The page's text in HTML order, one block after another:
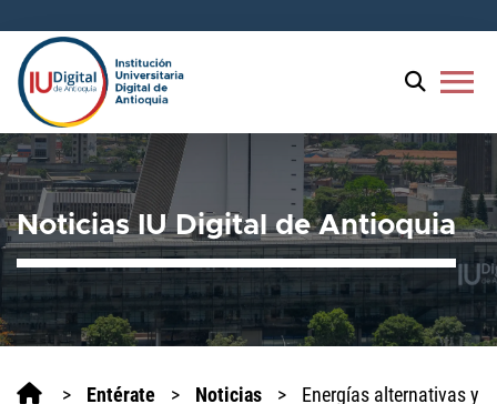
menu
Noticias IU Digital de Antioquia
> Entérate > Noticias >
Energías alternativas y